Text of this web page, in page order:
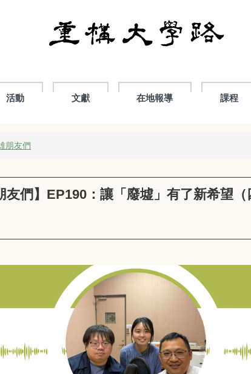
活動 文獻 在地報導 課程
朋友們
友們】EP190：讓「廢墟」有了新希望